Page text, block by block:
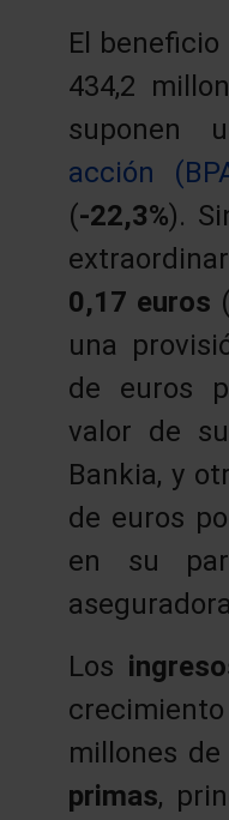
El
434,2
suponen
acción
(-22,3%).
0,17 euros (
una
de euros
valor de
Bankia, y
de euros
en su
Los
crecimiento
millones
primas,